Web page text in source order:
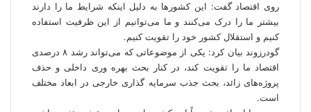
روی اقتصاد گفت: این کشورها به دلیل اینکه شرایط ما را دارند
بیشتر ما را درک می‌کنند و ما می‌توانیم از این ظرفیت استفاده
کنیم و استقلال کشور خود را تقویت کنیم.
گودرزوند
بیان کرد: یکی از موضوعاتی که می‌تواند رشد ۸ درصدی
اقتصاد ما را تقویت کند، در کنار بحث بهرهوری داخلی و حذف
پروژه‌های زائد، بحث جذب سرمایه گذاری خارجی در ابعاد مختلف
است.